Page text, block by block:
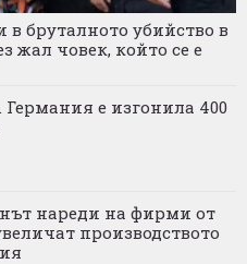
бруталното убийство в
жал човек, който се е
Германия е изгонила 400
нареди на фирми от
производството